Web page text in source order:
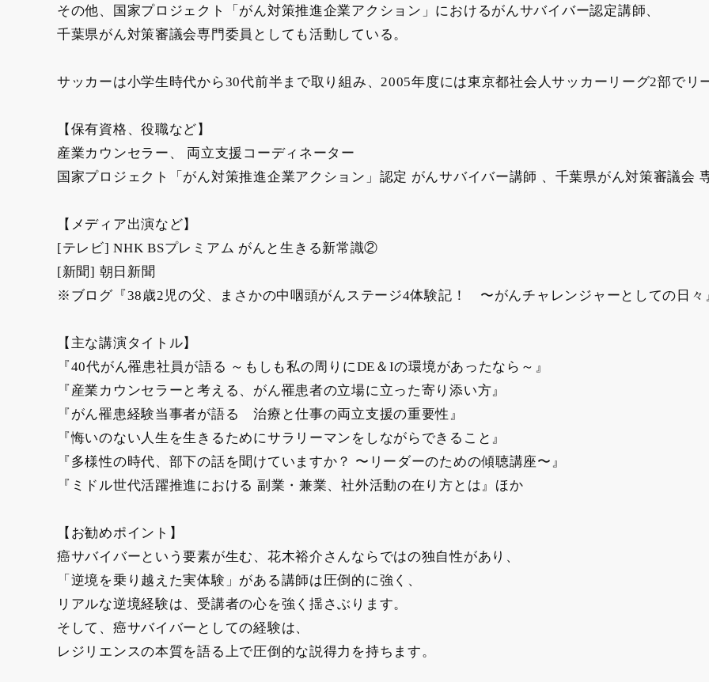
その他、国家プロジェクト「がん対策推進企業アクション」におけるがんサバイバー認定講師、
千葉県がん対策審議会専門委員としても活動している。
サッカーは小学生時代から30代前半まで取り組み、2005年度には東京都社会人サッカーリーグ2部でリ
【保有資格、役職など】
産業カウンセラー、 両立支援コーディネーター
国家プロジェクト「がん対策推進企業アクション」認定 がんサバイバー講師 、千葉県がん対策審議会
【メディア出演など】
[テレビ] NHK BSプレミアム がんと生きる新常識②
[新聞] 朝日新聞
※ブログ『38歳2児の父、まさかの中咽頭がんステージ4体験記！ 〜がんチャレンジャーとしての日々
【主な講演タイトル】
『40代がん罹患社員が語る ～もしも私の周りにDE＆Iの環境があったなら～』
『産業カウンセラーと考える、がん罹患者の立場に立った寄り添い方』
『がん罹患経験当事者が語る 治療と仕事の両立支援の重要性』
『悔いのない人生を生きるためにサラリーマンをしながらできること』
『多様性の時代、部下の話を聞けていますか？ 〜リーダーのための傾聴講座〜』
『ミドル世代活躍推進における 副業・兼業、社外活動の在り方とは』ほか
【お勧めポイント】
癌サバイバーという要素が生む、花木裕介さんならではの独自性があり、
「逆境を乗り越えた実体験」がある講師は圧倒的に強く、
リアルな逆境経験は、受講者の心を強く揺さぶります。
そして、癌サバイバーとしての経験は、
レジリエンスの本質を語る上で圧倒的な説得力を持ちます。